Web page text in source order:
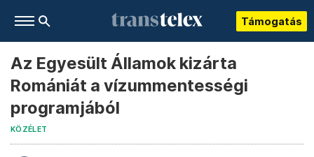
Támogatás
Az Egyesült Államok kizárta
Romániát a vízummentességi
programjából
KÖZÉLET